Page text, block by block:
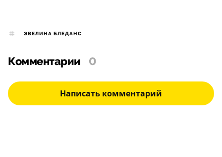
ЭВЕЛИНА БЛЕДАНС
Комментарии 0
Написать комментарий